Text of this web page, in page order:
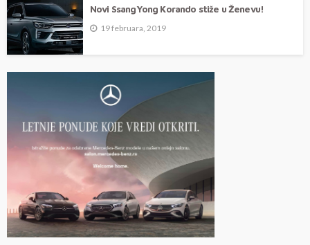
Novi SsangYong Korando stiže u Ženevu!
19 februara, 2019